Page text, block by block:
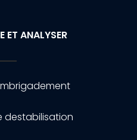
ET ANALYSER
destabilisation